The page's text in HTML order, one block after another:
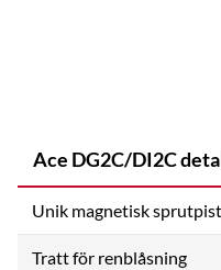
Ace DG2C/DI2C
Unik magnetisk
Tratt för renblåsning